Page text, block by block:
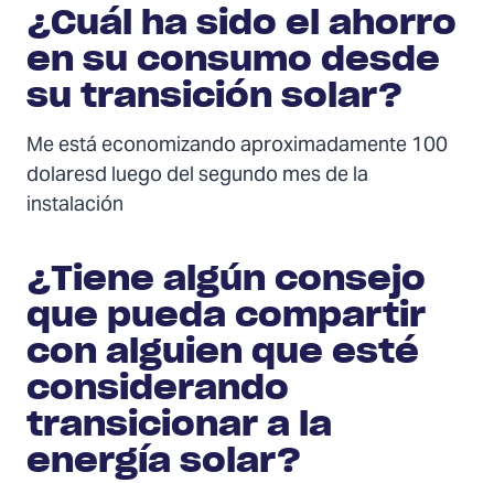
¿Cuál ha sido el ahorro
en su consumo desde
su transición solar?
Me está economizando aproximadamente 100
dolaresd luego del segundo mes de la
instalación
¿Tiene algún consejo
que pueda compartir
con alguien que esté
considerando
transicionar a la
energía solar?